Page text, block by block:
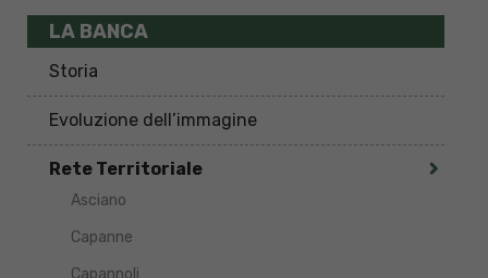
LA BANCA
Storia
Evoluzione dell’immagine
Rete Territoriale
Asciano
Capanne
Capannoli